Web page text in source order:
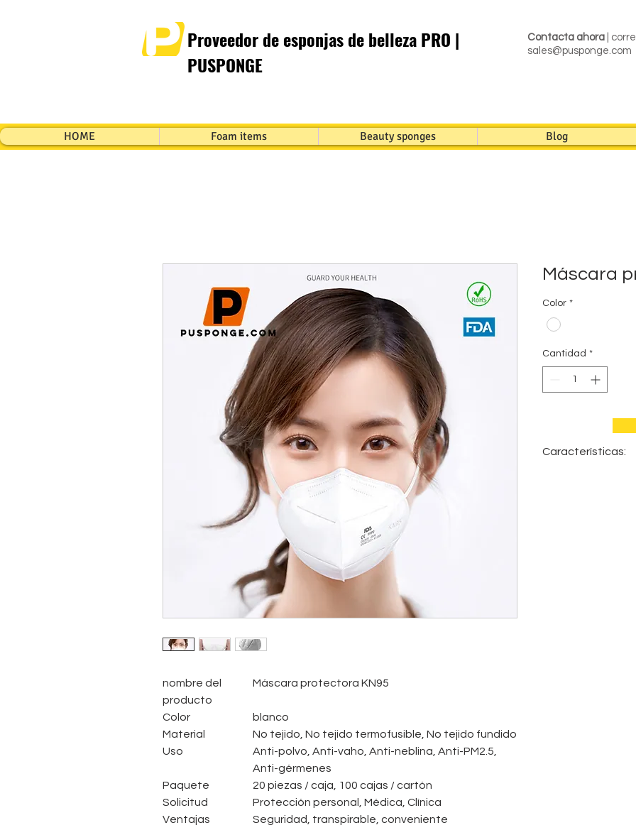
Proveedor de esponjas de belleza PRO |
PUSPONGE
Contacta ahora |
sales@pusponge.com
HOME Foam items Beauty sponges Blog
nombre del
producto
Máscara protectora KN95
Color
blanco
Material
No tejido, No tejido termofusible, No tejido fundido
Uso
Anti-polvo, Anti-vaho, Anti-neblina, Anti-PM2.5,
Anti-gérmenes
Paquete
20 piezas / caja, 100 cajas / cartón
Solicitud
Protección personal, Médica, Clínica
Ventajas
Seguridad, transpirable, conveniente
Máscara
Color *
Cantidad *
Características: